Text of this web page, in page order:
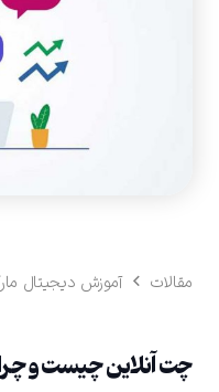
مقالات آموزش دیجیتال
چت آنلاین چیست و